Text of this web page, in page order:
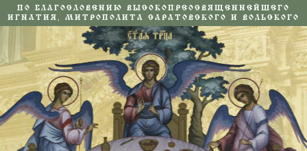
ПО БЛАГОСЛОВЕНИЮ ВЫСОКОПРЕОСВЯЩЕННЕЙШЕГО
ИГНАТИЯ, МИТРОПОЛИТА САРАТОВСКОГО И ВОЛЬСКОГО